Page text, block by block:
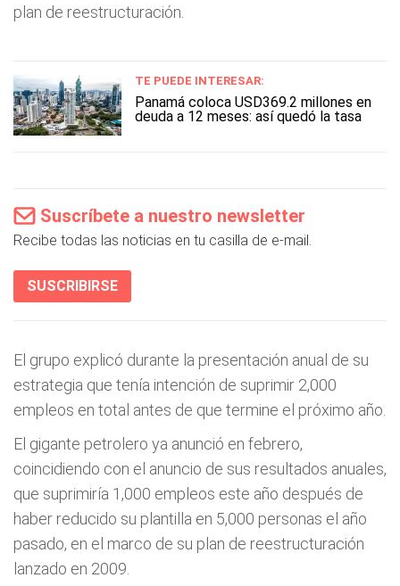
plan de reestructuración.
TE PUEDE INTERESAR:
Panamá coloca USD369.2 millones en
deuda a 12 meses: así quedó la tasa
Suscríbete a nuestro newsletter
Recibe todas las noticias en tu casilla de e-mail.
SUSCRIBIRSE
El grupo explicó durante la presentación anual de su
estrategia que tenía intención de suprimir 2,000
empleos en total antes de que termine el próximo año.
El gigante petrolero ya anunció en febrero,
coincidiendo con el anuncio de sus resultados anuales,
que suprimiría 1,000 empleos este año después de
haber reducido su plantilla en 5,000 personas el año
pasado, en el marco de su plan de reestructuración
lanzado en 2009.